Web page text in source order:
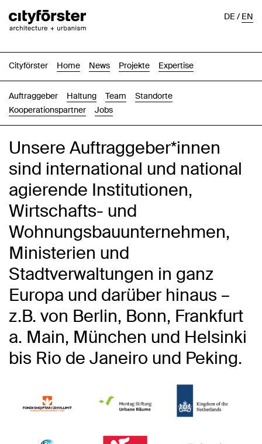
Cityförster Home News Projekte Expertise
DE/EN
Auftraggeber Haltung Team
Standorte
Kooperationspartner
Jobs
Unsere Auftraggeber*innen
sind international und national
agierende Institutionen,
Wirtschafts- und
Wohnungsbauunternehmen,
Ministerien und
Stadtverwaltungen in ganz
Europa und darüber hinaus –
z.B. von Berlin, Bonn, Frankfurt
a. Main, München und Helsinki
bis Rio de Janeiro und Peking.